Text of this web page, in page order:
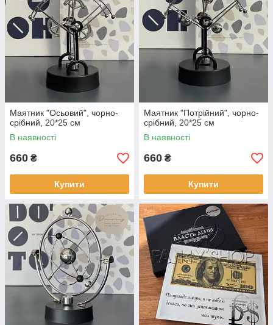
Маятник "Осьовий", чорно-
срібний, 20*25 см
В наявності
660 ₴
Купити
Маятник "Потрійний", чорно-
срібний, 20*25 см
В наявності
660 ₴
Купити